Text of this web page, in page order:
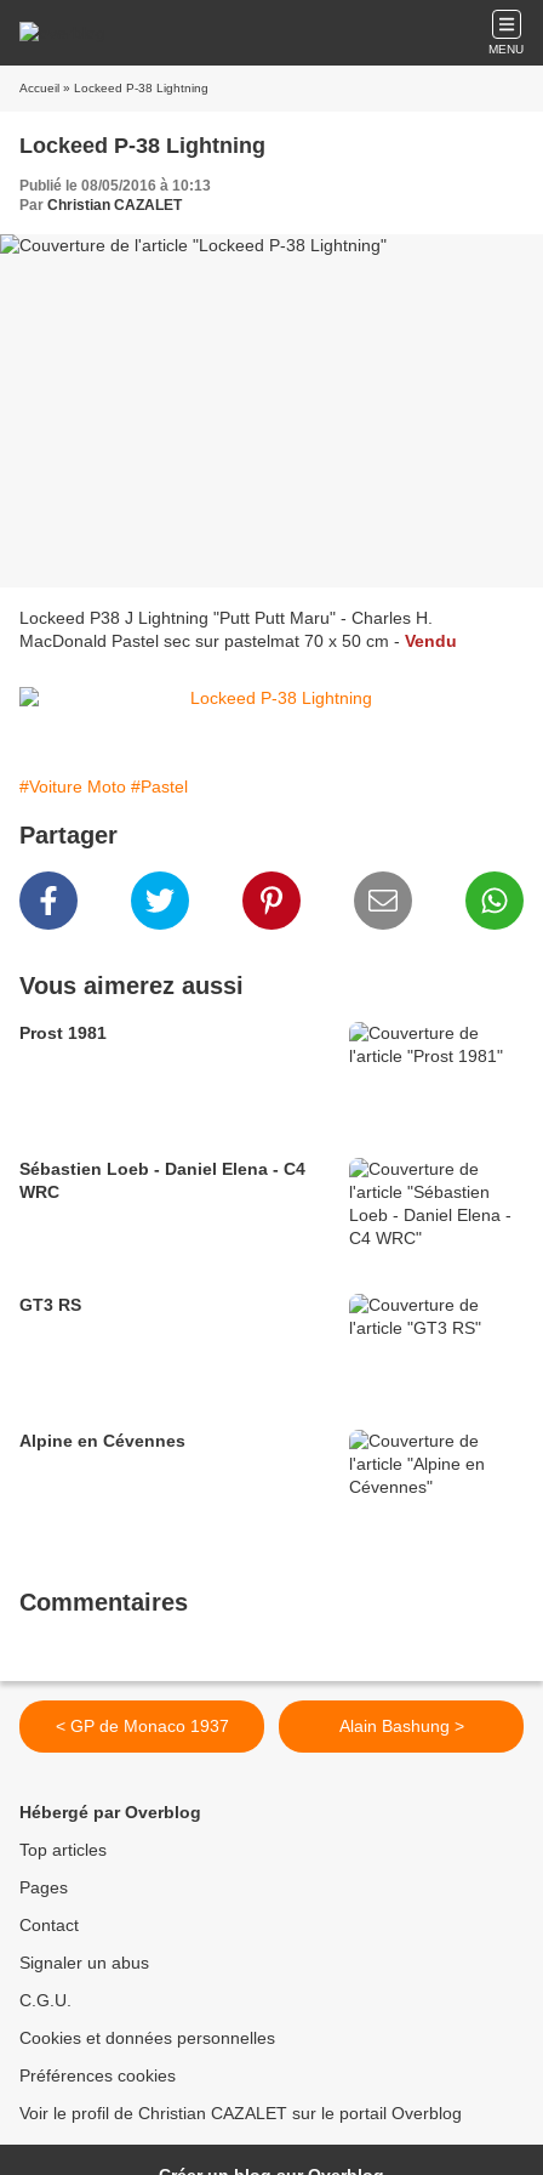
MENU
Accueil » Lockeed P-38 Lightning
Lockeed P-38 Lightning
Publié le 08/05/2016 à 10:13
Par Christian CAZALET
Lockeed P38 J Lightning "Putt Putt Maru" - Charles H.
MacDonald Pastel sec sur pastelmat 70 x 50 cm - Vendu
#Voiture Moto #Pastel
Partager
Vous aimerez aussi
Prost 1981
Sébastien Loeb - Daniel Elena - C4
WRC
GT3 RS
Alpine en Cévennes
Commentaires
< GP de Monaco 1937 Alain Bashung >
Hébergé par Overblog
Top articles
Pages
Contact
Signaler un abus
C.G.U.
Cookies et données personnelles
Préférences cookies
Voir le profil de Christian CAZALET sur le portail Overblog